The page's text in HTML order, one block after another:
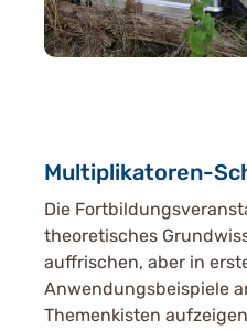
Multiplikatoren-
Die
theoretisches
auffrischen, aber in
Anwendungsbeispiele
Themenkisten